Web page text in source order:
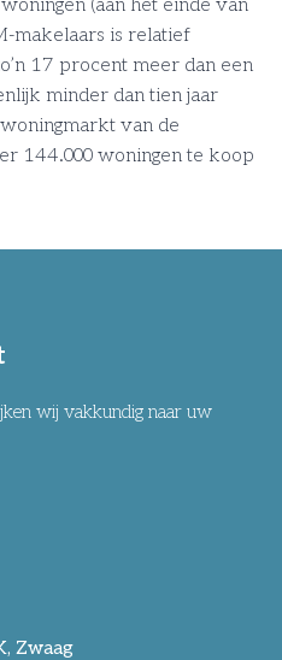
(aan het einde van
makelaars is relatief
17 procent meer dan een
minder dan tien jaar
van de
144.000 woningen te koop
wij vakkundig naar uw
Zwaag